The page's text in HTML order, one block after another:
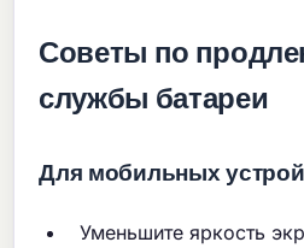
Советы по
службы батареи
Для мобильных
Уменьшите яркость